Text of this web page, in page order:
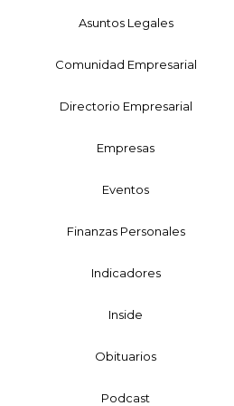
Asuntos Legales
Comunidad Empresarial
Directorio Empresarial
Empresas
Eventos
Finanzas Personales
Indicadores
Inside
Obituarios
Podcast